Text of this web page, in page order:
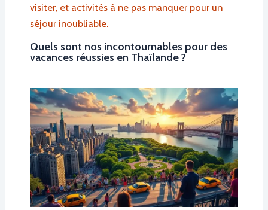
Quels sont nos incontournables pour des
vacances réussies en Thaïlande ?